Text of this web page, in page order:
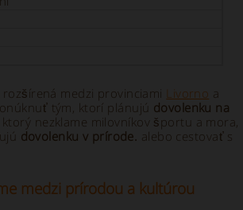
medzi provinciami Livorno a
tým, ktorí plánujú dovolenku na
ktorý nezklame milovníkov športu a mora,
dovolenku v prírode. alebo cestovať s
medzi prírodou a kultúrou